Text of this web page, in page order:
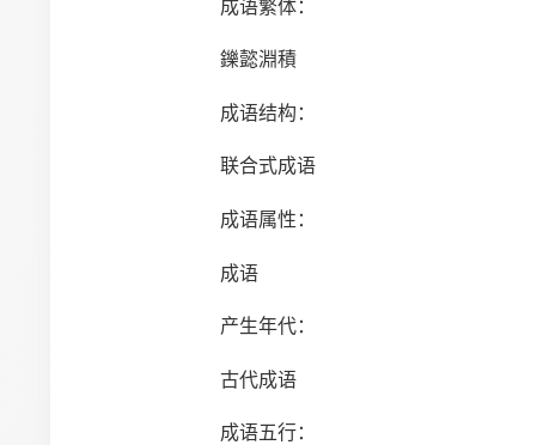
成语繁体：
鑠懿淵積
成语结构：
联合式成语
成语属性：
成语
产生年代：
古代成语
成语五行：